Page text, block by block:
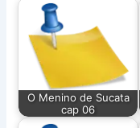
O Menino de Sucata
cap 06